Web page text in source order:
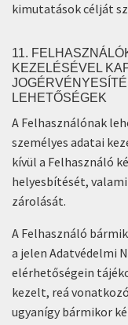
kimutatások célját
11.
KEZELÉSÉVEL
LEHETŐSÉGEK
A Felhasználónak
személyes adatai
kívül a Felhasználó
helyesbítését,
zárolását.
A Felhasználó
a jelen Adatvédelmi
elérhetőségein
kezelt, reá
ugyanígy bármikor